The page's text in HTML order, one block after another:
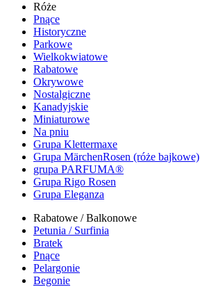
Róże
Pnące
Historyczne
Parkowe
Wielkokwiatowe
Rabatowe
Okrywowe
Nostalgiczne
Kanadyjskie
Miniaturowe
Na pniu
Grupa Klettermaxe
Grupa MärchenRosen (róże bajkowe)
grupa PARFUMA®
Grupa Rigo Rosen
Grupa Eleganza
Rabatowe / Balkonowe
Petunia / Surfinia
Bratek
Pnące
Pelargonie
Begonie